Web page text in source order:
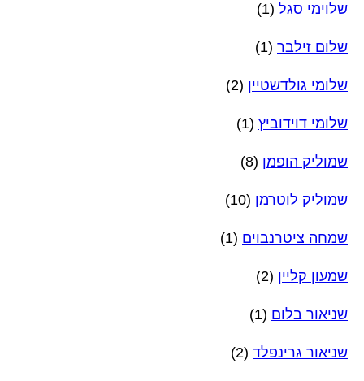
שלוימי סגל (1)
שלום זילבר (1)
שלומי גולדשטיין (2)
שלומי דוידוביץ (1)
שמוליק הופמן (8)
שמוליק לוטרמן (10)
שמחה ציטרנבוים (1)
שמעון קליין (2)
שניאור בלום (1)
שניאור גרינפלד (2)